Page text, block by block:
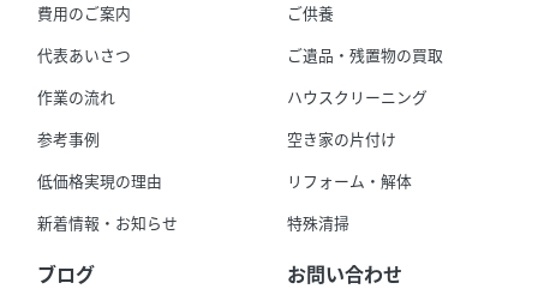
費用のご案内
代表あいさつ
作業の流れ
参考事例
低価格実現の理由
新着情報・お知らせ
ご供養
ご遺品・残置物の買取
ハウスクリーニング
空き家の片付け
リフォーム・解体
特殊清掃
ブログ お問い合わせ